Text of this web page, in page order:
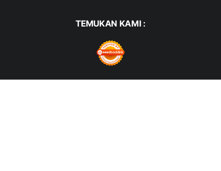
TEMUKAN KAMI :